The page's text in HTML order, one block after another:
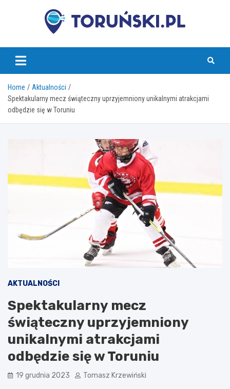
torunski.pl
Home
Aktualności
Spektakularny mecz świąteczny uprzyjemniony unikalnymi atrakcjami
odbędzie się w Toruniu
AKTUALNOŚCI
Spektakularny mecz
świąteczny uprzyjemniony
unikalnymi atrakcjami
odbędzie się w Toruniu
19 grudnia 2023 Tomasz Krzewiński